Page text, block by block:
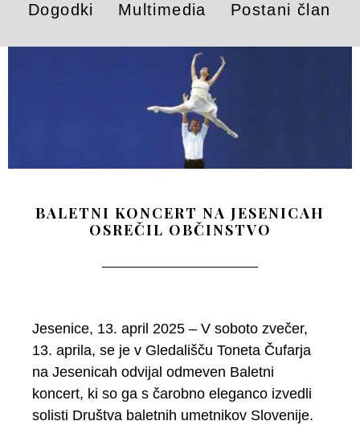
Dogodki Multimedia Postani član
BALETNI KONCERT NA JESENICAH
OSREČIL OBČINSTVO
Jesenice, 13. april 2025 – V soboto zvečer,
13. aprila, se je v Gledališču Toneta Čufarja
na Jesenicah odvijal odmeven Baletni
koncert, ki so ga s čarobno eleganco izvedli
solisti Društva baletnih umetnikov Slovenije.